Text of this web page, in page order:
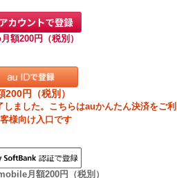
額200円（税別）
200円（税別）
ました。こちらはauかんたん決済をご利
様向け入口です
月額200円（税別）